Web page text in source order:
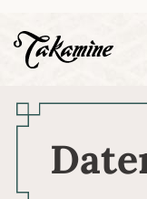
Diese